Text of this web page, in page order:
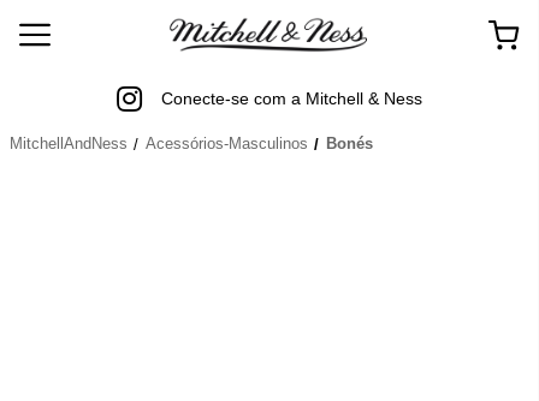
Conecte-se com a Mitchell & Ness
MitchellAndNess Acessórios-Masculinos Bonés